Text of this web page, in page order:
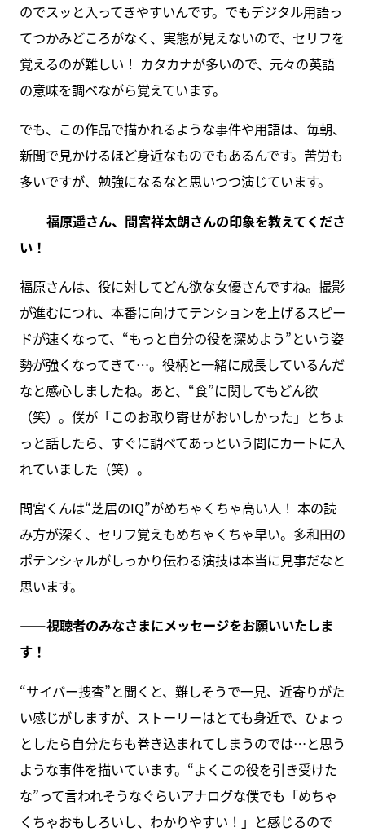
のでスッと入ってきやすいんです。でもデジタル用語っ
てつかみどころがなく、実態が見えないので、セリフを
覚えるのが難しい！ カタカナが多いので、元々の英語
の意味を調べながら覚えています。
でも、この作品で描かれるような事件や用語は、毎朝、
新聞で見かけるほど身近なものでもあるんです。苦労も
多いですが、勉強になるなと思いつつ演じています。
――福原遥さん、間宮祥太朗さんの印象を教えてくださ
い！
福原さんは、役に対してどん欲な女優さんですね。撮影
が進むにつれ、本番に向けてテンションを上げるスピー
ドが速くなって、“もっと自分の役を深めよう”という姿
勢が強くなってきて…。役柄と一緒に成長しているんだ
なと感心しましたね。あと、“食”に関してもどん欲
（笑）。僕が「このお取り寄せがおいしかった」とちょ
っと話したら、すぐに調べてあっという間にカートに入
れていました（笑）。
間宮くんは“芝居のIQ”がめちゃくちゃ高い人！ 本の読
み方が深く、セリフ覚えもめちゃくちゃ早い。多和田の
ポテンシャルがしっかり伝わる演技は本当に見事だなと
思います。
――視聴者のみなさまにメッセージをお願いいたしま
す！
“サイバー捜査”と聞くと、難しそうで一見、近寄りがた
い感じがしますが、ストーリーはとても身近で、ひょっ
としたら自分たちも巻き込まれてしまうのでは…と思う
ような事件を描いています。“よくこの役を引き受けた
な”って言われそうなぐらいアナログな僕でも「めちゃ
くちゃおもしろいし、わかりやすい！」と感じるので